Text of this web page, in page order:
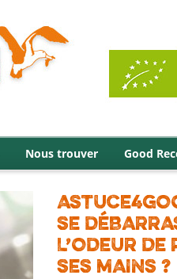
Nous trouver Good
SE
L’ODEUR DE
SES MAINS ?